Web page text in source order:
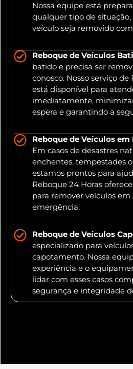
Nossa equipe está
qualquer tipo de
veículo seja removido
Reboque de Veículos
batido e precisa ser
conosco. Nosso serviço
está disponível para
imediatamente,
espera e garantindo a
Reboque de Veículos em
Em casos de desastres
enchentes, tempestades
estamos prontos para
Reboque 24 Horas
para remover veículos em
emergência.
Reboque de Veículos
especializado para
capotamento. Nossa
experiência e o
lidar com esses casos
segurança e integridade